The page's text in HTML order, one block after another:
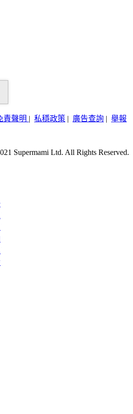
責聲明 | 私穩政策 | 廣告查詢 | 舉報
Supermami Ltd. All Rights Reserved.